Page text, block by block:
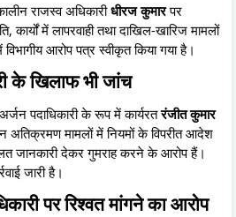
राजस्व अधिकारीधीरज कुमारपर
में लापरवाही तथा दाखिल-खारिज मामलों
आरोप पत्र स्वीकृत किया गया है।
के खिलाफ भी जांच
पदाधिकारी के रूप में कार्यरतरंजीत कुमार
अतिक्रमण मामलों में नियमों के विपरीत आदेश
जानकारी देकर गुमराह करने के आरोप हैं।
जारी है।
पर रिश्वत मांगने का आरोप